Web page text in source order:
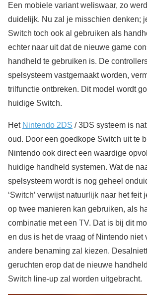
Een mobiele variant weliswaar, zo
duidelijk. Nu zal je misschien denken;
Switch toch ook al gebruiken als
echter naar uit dat de nieuwe game
handheld te gebruiken is. De
spelsysteem vastgemaakt worden,
trilfunctie ontbreken. Dit model wordt
huidige Switch.
Het Nintendo 2DS / 3DS systeem is
oud. Door een goedkope Switch uit te
Nintendo ook direct een waardige
huidige handheld systemen. Wat de
spelsysteem wordt is nog geheel
‘Switch’ verwijst natuurlijk naar het feit
op twee manieren kan gebruiken, als
combinatie met een TV. Dat is bij dit
en dus is het de vraag of Nintendo niet
andere benaming zal kiezen.
geruchten erop dat de nieuwe
Switch line-up zal worden uitgebracht.